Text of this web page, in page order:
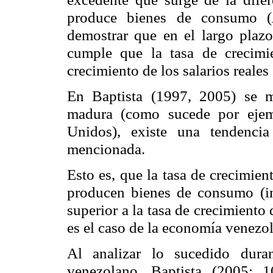
produce bienes de consumo (
demostrar que en el largo
cumple que la tasa de
crecimiento de los salarios reales
En Baptista (1997, 2005) se
madura (como sucede por
Unidos), existe una
mencionada.
Esto es, que la tasa de
producen bienes de consumo
superior a la tasa de crecimiento
es el caso de la economía
Al analizar lo sucedido